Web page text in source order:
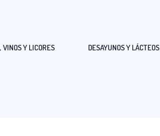
VINOS Y LICORES DESAYUNOS Y LÁCTEOS